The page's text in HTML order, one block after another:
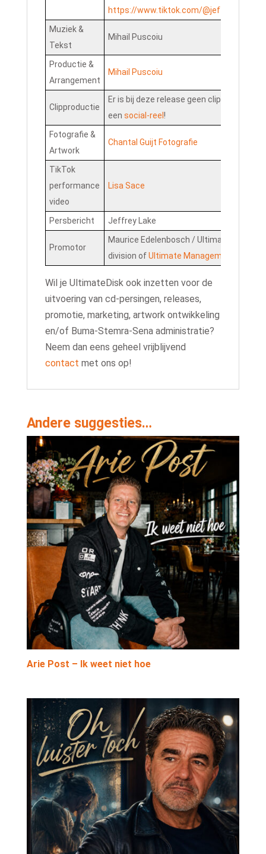
https://www.tiktok.com/
Muziek &
Tekst
Mihail Puscoiu
Productie &
Arrangement
Mihail Puscoiu
Clipproductie
Er is bij deze release geen clip, maar wel
een social-reel !
Fotografie &
Artwork
Chantal Guijt Fotografie
TikTok
performance
video
Lisa Sace
Persbericht Jeffrey Lake
Promotor
Maurice Edelenbosch / UltimateDisk (a
division ofUltimate Management
Wil je UltimateDisk ook inzetten voor de
uitvoering van cd-persingen, releases,
promotie, marketing, artwork ontwikkeling
en/of Buma-Stemra-Sena administratie?
Neem dan eens geheel vrijblijvend
contact met ons op!
Andere suggesties…
Arie Post – Ik weet niet hoe